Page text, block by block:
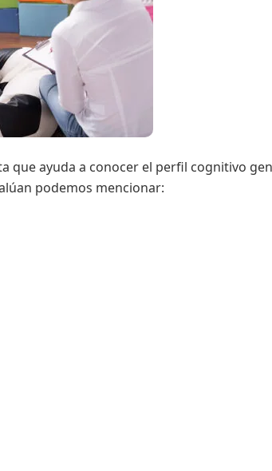
que ayuda a conocer el perfil cognitivo
podemos mencionar: